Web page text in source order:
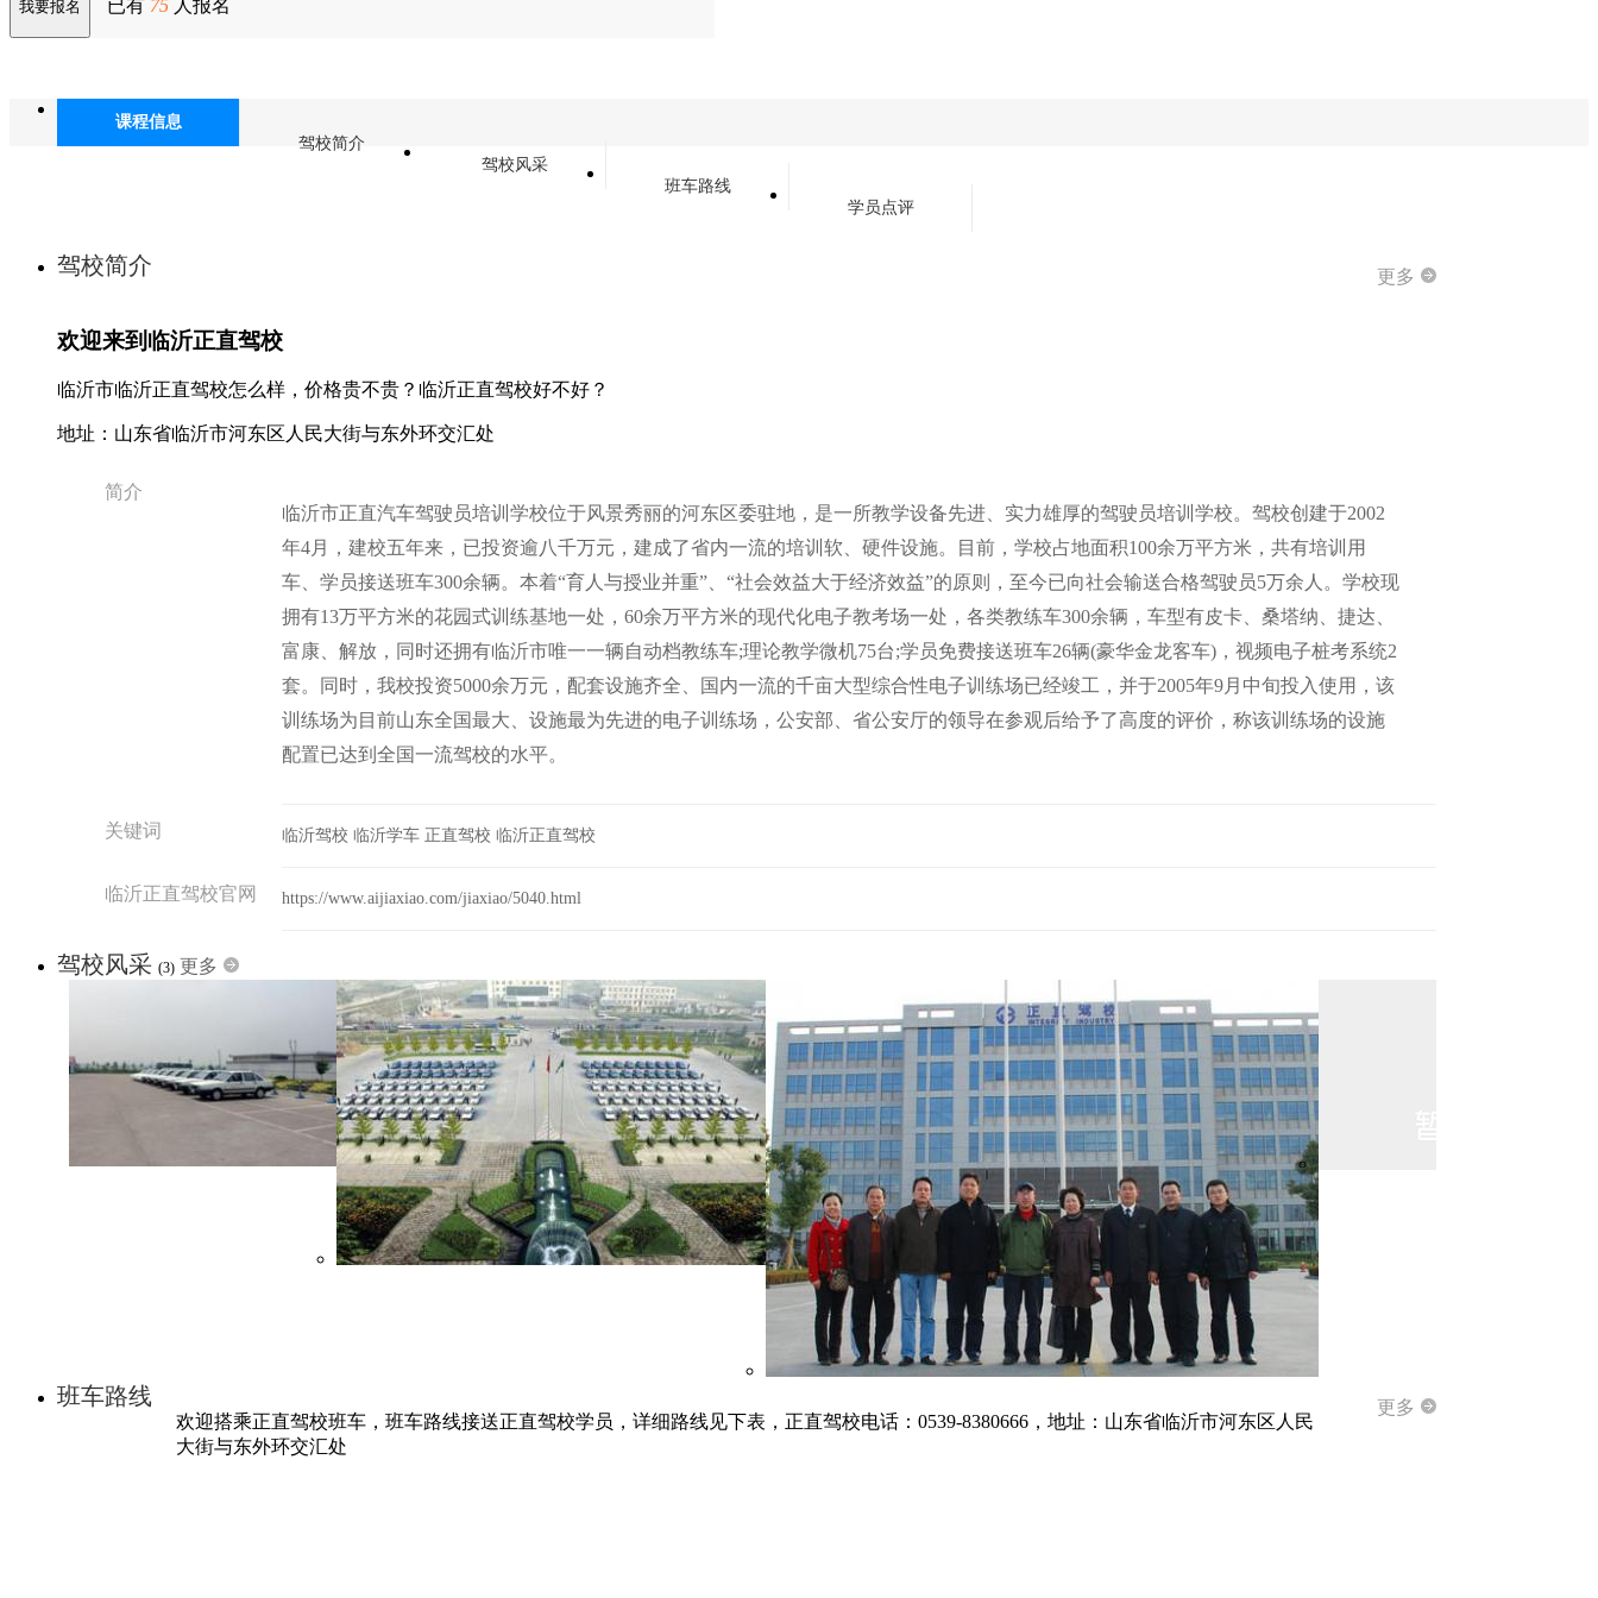
我要报名 已有 75 人报名
课程信息
驾校简介
驾校风采
班车路线
学员点评
驾校简介 更多
欢迎来到临沂正直驾校
临沂市临沂正直驾校怎么样，价格贵不贵？临沂正直驾校好不好？
地址：山东省临沂市河东区人民大街与东外环交汇处
简介
临沂市正直汽车驾驶员培训学校位于风景秀丽的河东区委驻地，是一所教学设备先进、实力雄厚的驾驶员培训学校。驾校创建于2002
年4月，建校五年来，已投资逾八千万元，建成了省内一流的培训软、硬件设施。目前，学校占地面积100余万平方米，共有培训用
车、学员接送班车300余辆。本着“育人与授业并重”、“社会效益大于经济效益”的原则，至今已向社会输送合格驾驶员5万余人。学校现
拥有13万平方米的花园式训练基地一处，60余万平方米的现代化电子教考场一处，各类教练车300余辆，车型有皮卡、桑塔纳、捷达、
富康、解放，同时还拥有临沂市唯一一辆自动档教练车;理论教学微机75台;学员免费接送班车26辆(豪华金龙客车)，视频电子桩考系统2
套。同时，我校投资5000余万元，配套设施齐全、国内一流的千亩大型综合性电子训练场已经竣工，并于2005年9月中旬投入使用，该
训练场为目前山东全国最大、设施最为先进的电子训练场，公安部、省公安厅的领导在参观后给予了高度的评价，称该训练场的设施
配置已达到全国一流驾校的水平。
关键词 临沂驾校临沂学车 正直驾校临沂正直驾校
临沂正直驾校官网 https://www.aijiaxiao.com/jiaxiao/5040.html
驾校风采 (3) 更多
班车路线 更多
欢迎搭乘正直驾校班车，班车路线接送正直驾校学员，详细路线见下表，正直驾校电话：0539-8380666，地址：山东省临沂市河东区人民
大街与东外环交汇处